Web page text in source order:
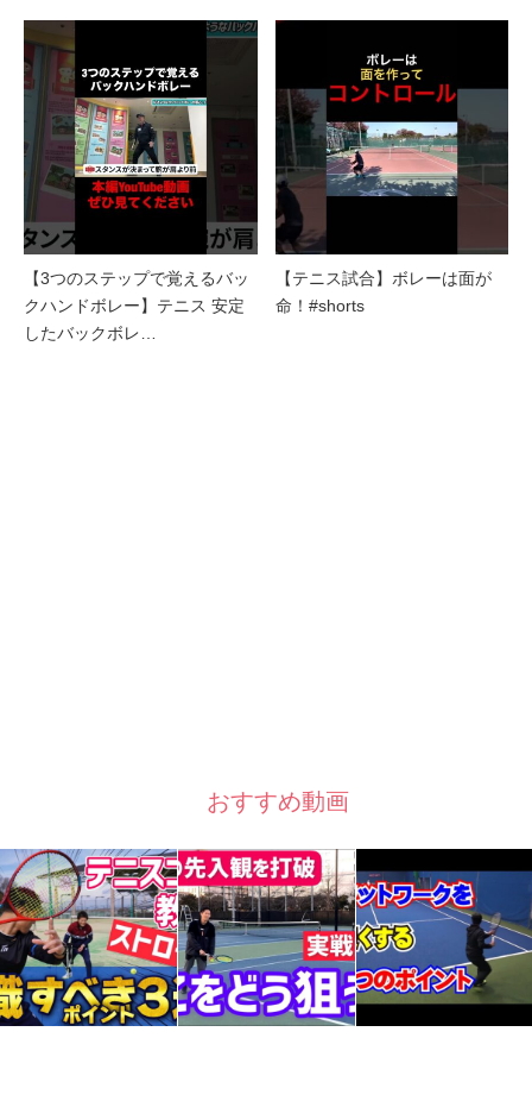
【3つのステップで覚えるバッ
クハンドボレー】テニス 安定
したバックボレ…
【テニス試合】ボレーは面が
命！#shorts
おすすめ動画